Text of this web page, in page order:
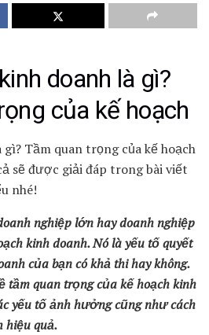
doanh là gì?
của kế hoạch
Tầm quan trọng của kế hoạch
sẽ được giải đáp trong bài viết
nhé!
nghiệp lớn hay doanh nghiệp
kinh doanh. Nó là yếu tố quyết
của bạn có khả thi hay không.
tầm quan trọng của kế hoạch kinh
yếu tố ảnh hưởng cũng như cách
hiệu quả.